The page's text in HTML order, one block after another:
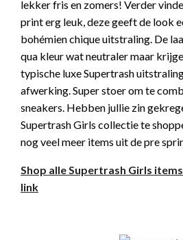
lekker fris en zomers! Verder
print erg leuk, deze geeft de look
bohémien chique uitstraling. De
qua kleur wat neutraler maar
typische luxe Supertrash
afwerking. Super stoer om te
sneakers. Hebben jullie zin
Supertrash Girls collectie te
nog veel meer items uit de pre
Shop alle Supertrash Girls
link